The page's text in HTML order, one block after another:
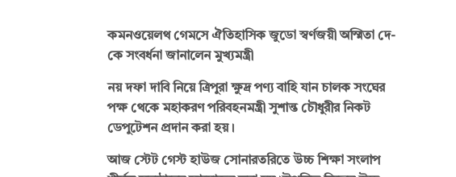
কমনওয়েলথ গেমসে ঐতিহাসিক জুডো স্বর্ণজয়ী অস্মিতা দে-
কে সংবর্ধনা জানালেন মুখ্যমন্ত্রী
নয় দফা দাবি নিয়ে ত্রিপুরা ক্ষুদ্র পণ্য বাহি যান চালক সংঘের
পক্ষ থেকে মহাকরণ পরিবহনমন্ত্রী সুশান্ত চৌধুরীর নিকট
ডেপুটেশন প্রদান করা হয়।
আজ স্টেট গেস্ট হাউজ সোনারতরিতে উচ্চ শিক্ষা সংলাপ